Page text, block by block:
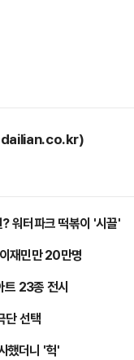
워터파크 떡볶이 '시끌'
재민만 20만명
트 23종 전시
단 선택
했더니 '헉'